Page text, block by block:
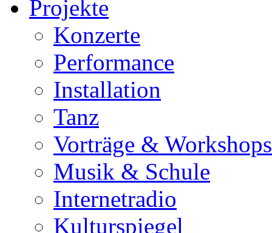
Projekte
Konzerte
Performance
Installation
Tanz
Vorträge & Workshops
Musik & Schule
Internetradio
Kulturspiegel